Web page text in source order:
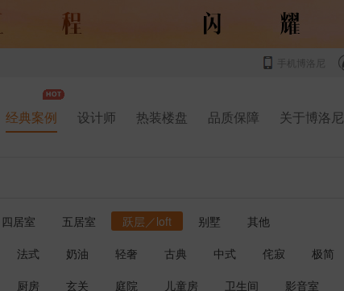
手机博洛尼
经典案例 设计师 热装楼盘 品质保障 关于博洛尼
四居室 五居室 跃层／loft 别墅
其他
法式 奶油 轻奢 古典 中式 侘寂 极简
厨房 玄关 庭院 儿童房 卫生间 影音室